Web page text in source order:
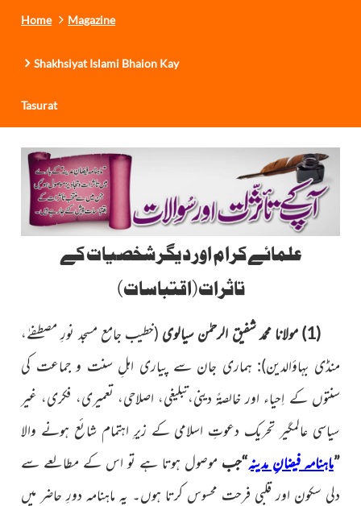
Home Magazine
Shakhsiyat Islami Bhaion Kay
Tasurat
علمائےکرام اور دیگر شخصیات کے
تاثرات(اقتباسات)
(1) مولانامحمد شفیق الرحمٰن سیالوی (خطیب جامع مسجد نورِ مصطفےٰ،
منڈی بہاؤالدین): ہماری جان سے پیاری اہلِ سنت و جماعت کی
سنتوں کے اِحیاء اور خالصۃً دینی،تبلیغی، اصلاحی، تعمیری، فکری، غیر
سیاسی عالمگیر تحریک دعوتِ اسلامی کے زیرِ اہتمام شائع ہونے والا
”ماہنامہ فیضانِ مدینہ“جب موصول ہوتا ہے تو اس کے مطالعے سے
دلی سکون اور قلبی فرحت محسوس کرتا ہوں۔ یہ ماہنامہ دورِ حاضر میں